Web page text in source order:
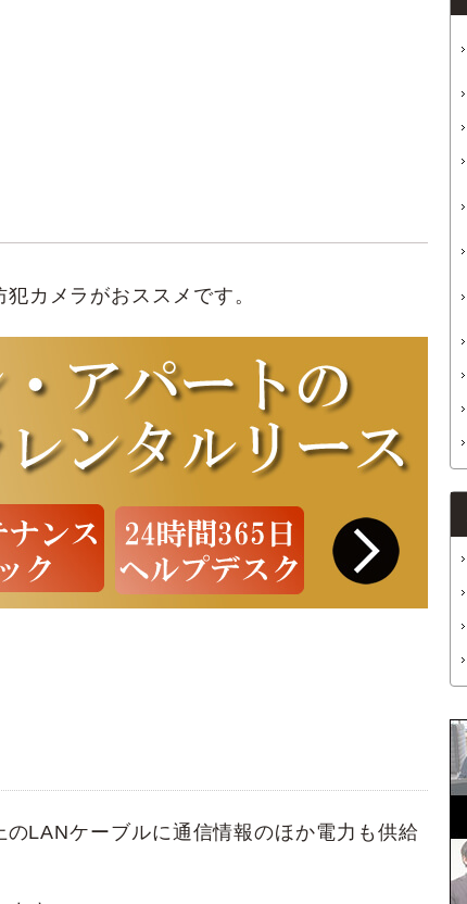
カメラがおススメです。
LANケーブルに通信情報のほか電力も供給